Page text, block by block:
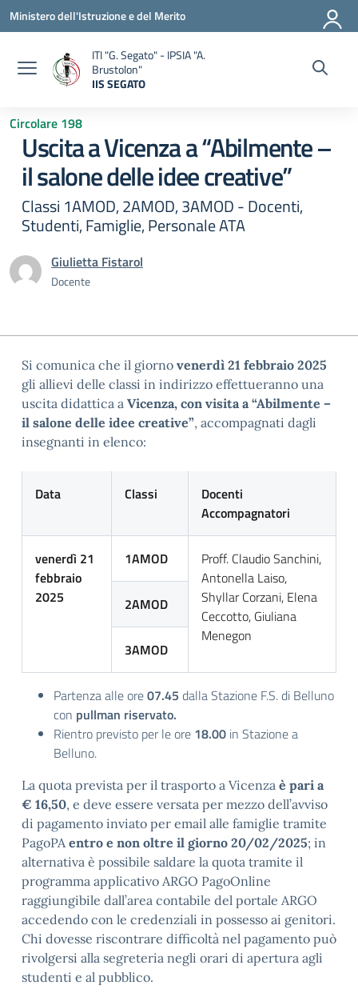
Vai ai contenuti
Vai al menu di navigazione
Vai al footer
Ministero dell'Istruzione e del Merito
ITI "G. Segato" - IPSIA "A.
Brustolon"
IIS SEGATO
Circolare 198
Uscita a Vicenza a “Abilmente –
il salone delle idee creative”
Classi 1AMOD, 2AMOD, 3AMOD - Docenti,
Studenti, Famiglie, Personale ATA
Giulietta Fistarol
Docente
Si comunica che il giorno venerdì 21 febbraio 2025
gli allievi delle classi in indirizzo effettueranno una
uscita didattica a Vicenza, con visita a “Abilmente –
il salone delle idee creative”, accompagnati dagli
insegnanti in elenco:
Data Classi
Docenti
Accompagnatori
venerdì 21
febbraio
2025
1AMOD
Proff. Claudio Sanchini,
Antonella Laiso,
Shyllar Corzani, Elena
Ceccotto, Giuliana
Menegon
2AMOD
3AMOD
Partenza alle ore07.45 dalla Stazione F.S. di Belluno
con pullman riservato.
Rientro previsto per le ore 18.00 in Stazione a
Belluno.
La quota prevista per il trasporto a Vicenza è pari a
€ 16,50, e deve essere versata per mezzo dell’avviso
di pagamento inviato per email alle famiglie tramite
PagoPAentro e non oltre il giorno 20/02/2025; in
alternativa è possibile saldare la quota tramite il
programma applicativo ARGO PagoOnline
raggiungibile dall’area contabile del portale ARGO
accedendo con le credenziali in possesso ai genitori.
Chi dovesse riscontrare difficoltà nel pagamento può
rivolgersi alla segreteria negli orari di apertura agli
studenti e al pubblico.